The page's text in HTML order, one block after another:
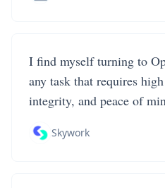
I find myself turning to
any task that requires
integrity, and peace of
Skywork